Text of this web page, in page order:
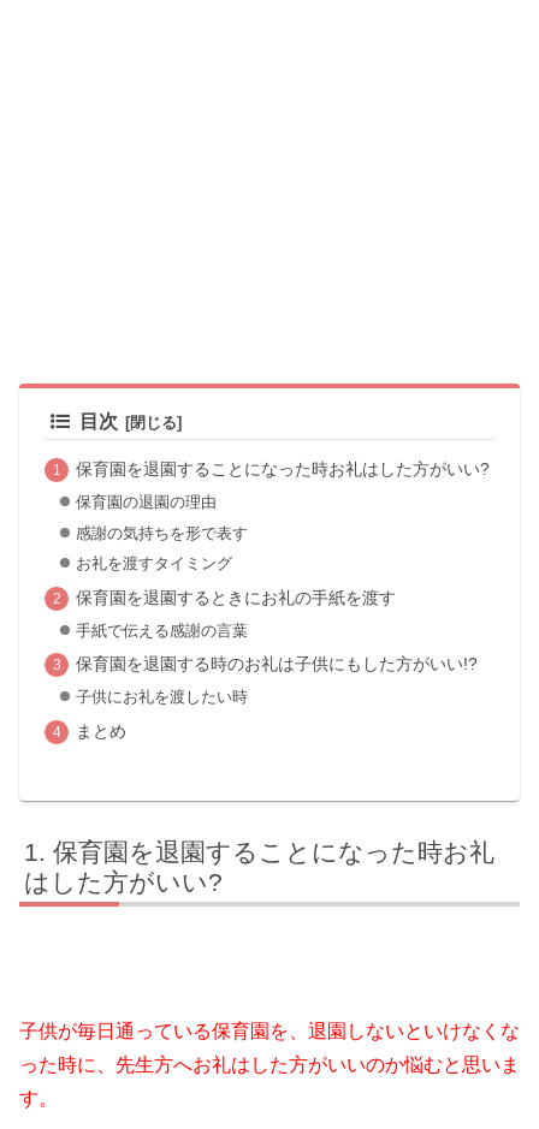
目次
保育園を退園することになった時お礼はした方がいい?
保育園の退園の理由
感謝の気持ちを形で表す
お礼を渡すタイミング
保育園を退園するときにお礼の手紙を渡す
手紙で伝える感謝の言葉
保育園を退園する時のお礼は子供にもした方がいい!?
子供にお礼を渡したい時
まとめ
保育園を退園することになった時お礼
はした方がいい?
子供が毎日通っている保育園を、退園しないといけなくな
った時に、先生方へお礼はした方がいいのか悩むと思いま
す。